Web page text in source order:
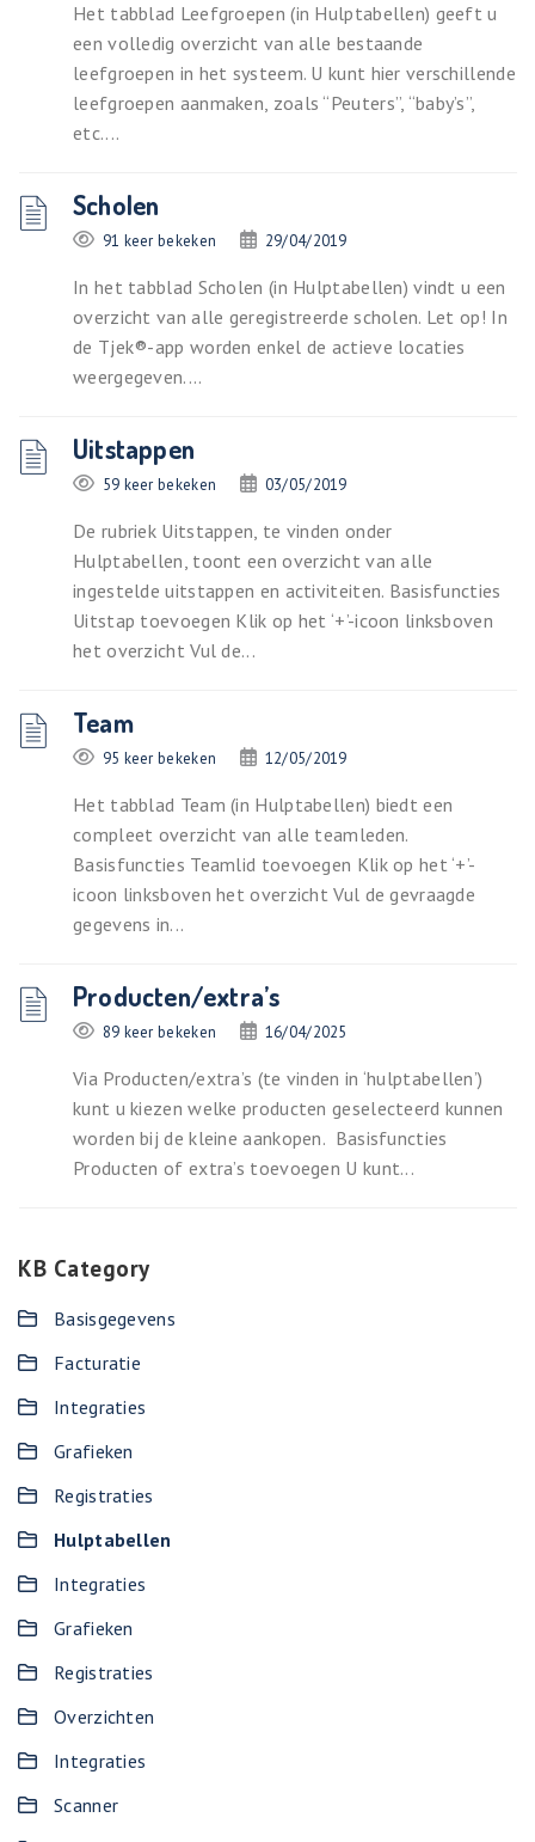
Het tabblad Leefgroepen (in Hulptabellen) geeft u
een volledig overzicht van alle bestaande
leefgroepen in het systeem. U kunt hier verschillende
leefgroepen aanmaken, zoals “Peuters”, “baby’s”,
etc....
Scholen
91 keer bekeken 29/04/2019
In het tabblad Scholen (in Hulptabellen) vindt u een
overzicht van alle geregistreerde scholen. Let op! In
de Tjek®-app worden enkel de actieve locaties
weergegeven....
Uitstappen
59 keer bekeken 03/05/2019
De rubriek Uitstappen, te vinden onder
Hulptabellen, toont een overzicht van alle
ingestelde uitstappen en activiteiten. Basisfuncties
Uitstap toevoegen Klik op het ‘+’-icoon linksboven
het overzicht Vul de...
Team
95 keer bekeken 12/05/2019
Het tabblad Team (in Hulptabellen) biedt een
compleet overzicht van alle teamleden.
Basisfuncties Teamlid toevoegen Klik op het ‘+’-
icoon linksboven het overzicht Vul de gevraagde
gegevens in...
Producten/extra’s
89 keer bekeken 16/04/2025
Via Producten/extra’s (te vinden in ‘hulptabellen’)
kunt u kiezen welke producten geselecteerd kunnen
worden bij de kleine aankopen. Basisfuncties
Producten of extra’s toevoegen U kunt...
KB Category
Basisgegevens
Facturatie
Integraties
Grafieken
Registraties
Hulptabellen
Integraties
Grafieken
Registraties
Overzichten
Integraties
Scanner